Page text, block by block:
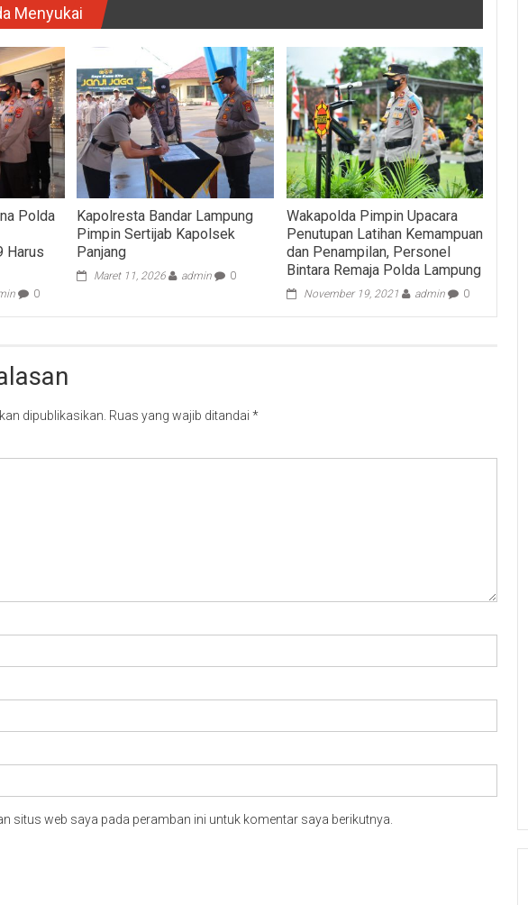
Menyukai
Polda
Harus
0
Kapolresta Bandar Lampung
Pimpin Sertijab Kapolsek
Panjang
Maret 11, 2026 admin 0
Wakapolda Pimpin Upacara
Penutupan Latihan Kemampuan
dan Penampilan, Personel
Bintara Remaja Polda Lampung
November 19, 2021 admin 0
dipublikasikan. Ruas yang wajib ditandai *
situs web saya pada peramban ini untuk komentar saya berikutnya.